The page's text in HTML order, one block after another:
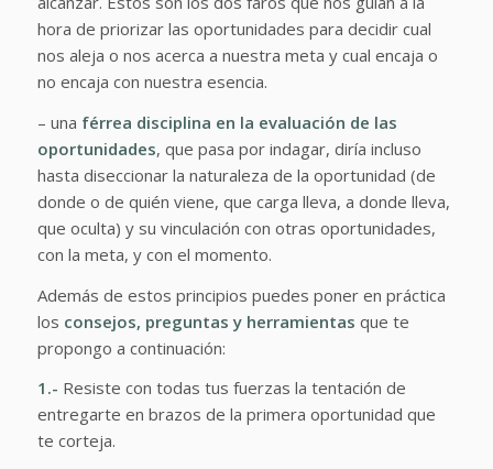
hora de priorizar las oportunidades para decidir cual
nos aleja o nos acerca a nuestra meta y cual encaja o
no encaja con nuestra esencia.
– una férrea disciplina en la evaluación de las
oportunidades, que pasa por indagar, diría incluso
hasta diseccionar la naturaleza de la oportunidad (de
donde o de quién viene, que carga lleva, a donde lleva,
que oculta) y su vinculación con otras oportunidades,
con la meta, y con el momento.
Además de estos principios puedes poner en práctica
los consejos, preguntas y herramientas que te
propongo a continuación:
1.- Resiste con todas tus fuerzas la tentación de
entregarte en brazos de la primera oportunidad que
te corteja.